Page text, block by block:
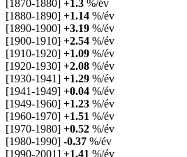
[1870-1880] +1.3 %/év
[1880-1890] +1.14 %/év
[1890-1900] +3.19 %/év
[1900-1910] +2.54 %/év
[1910-1920] +1.09 %/év
[1920-1930] +2.08 %/év
[1930-1941] +1.29 %/év
[1941-1949] +0.04 %/év
[1949-1960] +1.23 %/év
[1960-1970] +1.51 %/év
[1970-1980] +0.52 %/év
[1980-1990] -0.37 %/év
[1990-2001] +1.41 %/év